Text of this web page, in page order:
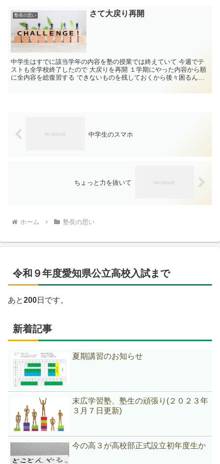
塾長の思い さて大戻り再開
中学生はすでに該当学年の内容を塾の授業では終えていて 今週でテ
ストも全学校終了したので 大戻りを再開 １学期にやった内容から順
に全内容を総復習する できないものを残しておくから後々困るんだ
中学生のスマホ
ちょっと力を抜いて
ホーム 塾長の思い
令和９年度愛知県公立高校入試まで
あと200日です。
新着記事
夏期講習のお知らせ
末広学習塾、塾生の頑張り(２０２３年
３月７日更新)
今の高３が高校部正式設立初年度生か